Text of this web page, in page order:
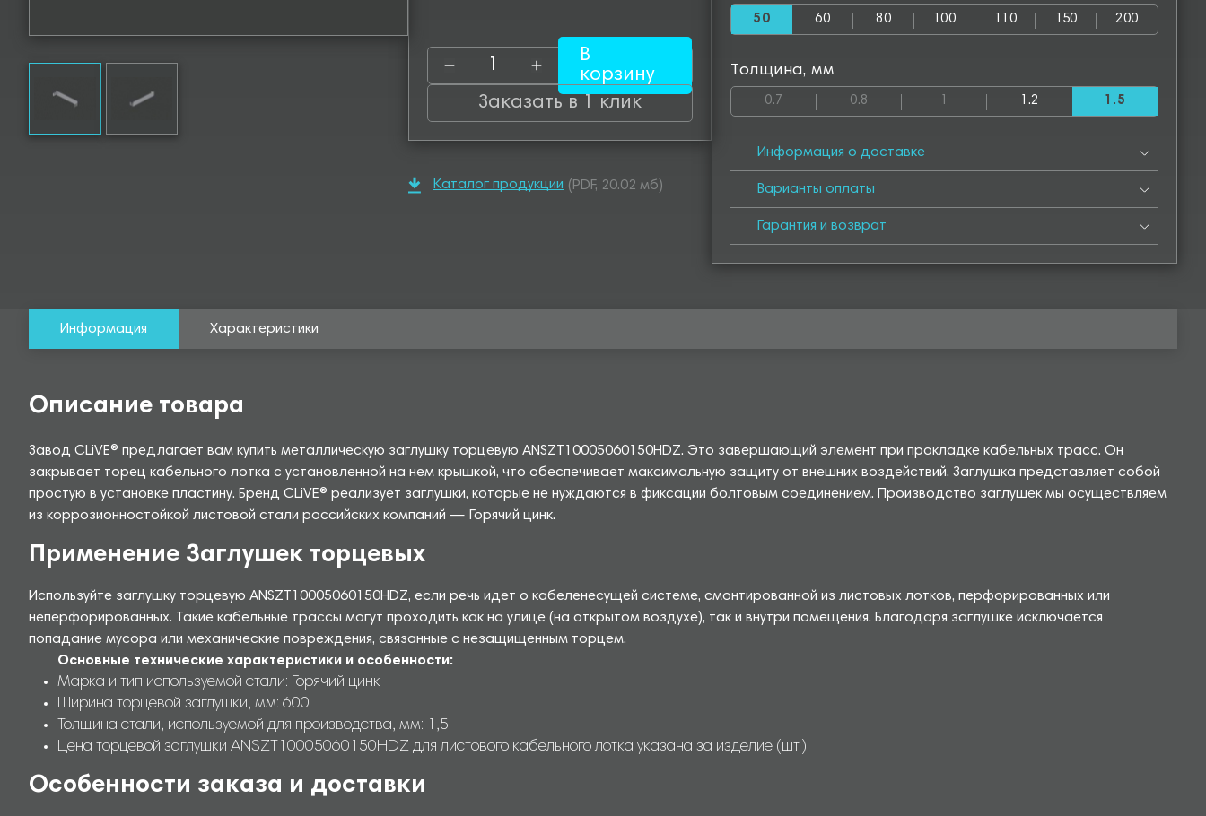
В
корзину
Заказать в 1 клик
Каталог продукции (PDF, 20.02 мб)
50 60 80 100 110 150 200
Толщина, мм
0.7 0.8 1 1.2 1.5
Информация о доставке
Варианты оплаты
Гарантия и возврат
Информация Характеристики
Описание товара
Завод CLiVE® предлагает вам купить металлическую заглушку торцевую ANSZT10005060150HDZ. Это завершающий элемент при прокладке кабельных трасс. Он
закрывает торец кабельного лотка с установленной на нем крышкой, что обеспечивает максимальную защиту от внешних воздействий. Заглушка представляет собой
простую в установке пластину. Бренд CLiVE® реализует заглушки, которые не нуждаются в фиксации болтовым соединением. Производство заглушек мы осуществляем
из коррозионностойкой листовой стали российских компаний — Горячий цинк.
Применение Заглушек торцевых
Используйте заглушку торцевую ANSZT10005060150HDZ, если речь идет о кабеленесущей системе, смонтированной из листовых лотков, перфорированных или
неперфорированных. Такие кабельные трассы могут проходить как на улице (на открытом воздухе), так и внутри помещения. Благодаря заглушке исключается
попадание мусора или механические повреждения, связанные с незащищенным торцем.
Основные технические характеристики и особенности:
Марка и тип используемой стали: Горячий цинк
Ширина торцевой заглушки, мм: 600
Толщина стали, используемой для производства, мм: 1,5
Цена торцевой заглушки ANSZT10005060150HDZ для листового кабельного лотка указана за изделие (шт.).
Особенности заказа и доставки